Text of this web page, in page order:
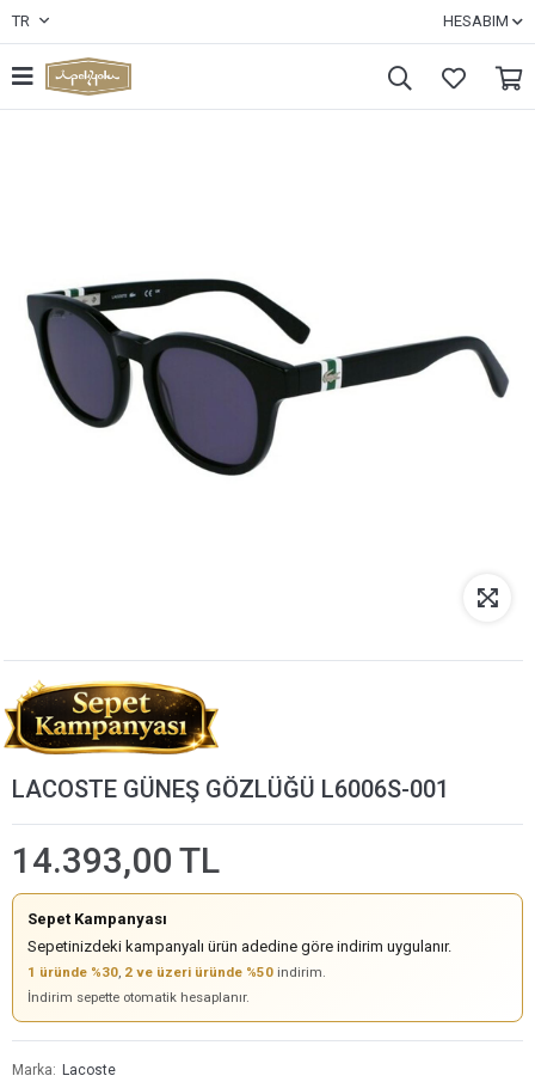
TR HESABIM
LACOSTE GÜNEŞ GÖZLÜĞÜ L6006S-001
14.393,00 TL
Sepet Kampanyası
Sepetinizdeki kampanyalı ürün adedine göre indirim uygulanır.
1 üründe %30, 2 ve üzeri üründe %50 indirim.
İndirim sepette otomatik hesaplanır.
Marka
Lacoste